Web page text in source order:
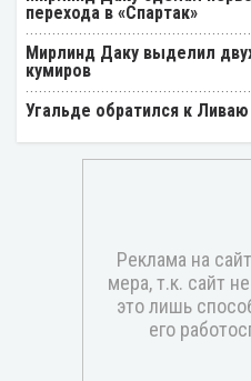
перехода в «Спартак»
Мирлинд Даку выделил
кумиров
Угальде обратился к Ливаю